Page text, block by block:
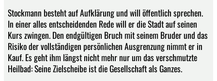
Stockmann besteht auf Aufklärung und will öffentlich sprechen.
In einer alles entscheidenden Rede will er die Stadt auf seinen
Kurs zwingen. Den endgültigen Bruch mit seinem Bruder und das
Risiko der vollständigen persönlichen Ausgrenzung nimmt er in
Kauf. Es geht ihm längst nicht mehr nur um das verschmutzte
Heilbad: Seine Zielscheibe ist die Gesellschaft als Ganzes.